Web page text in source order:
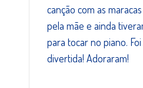
canção com as
pela mãe e ainda
para tocar no piano.
divertida! Adoraram!